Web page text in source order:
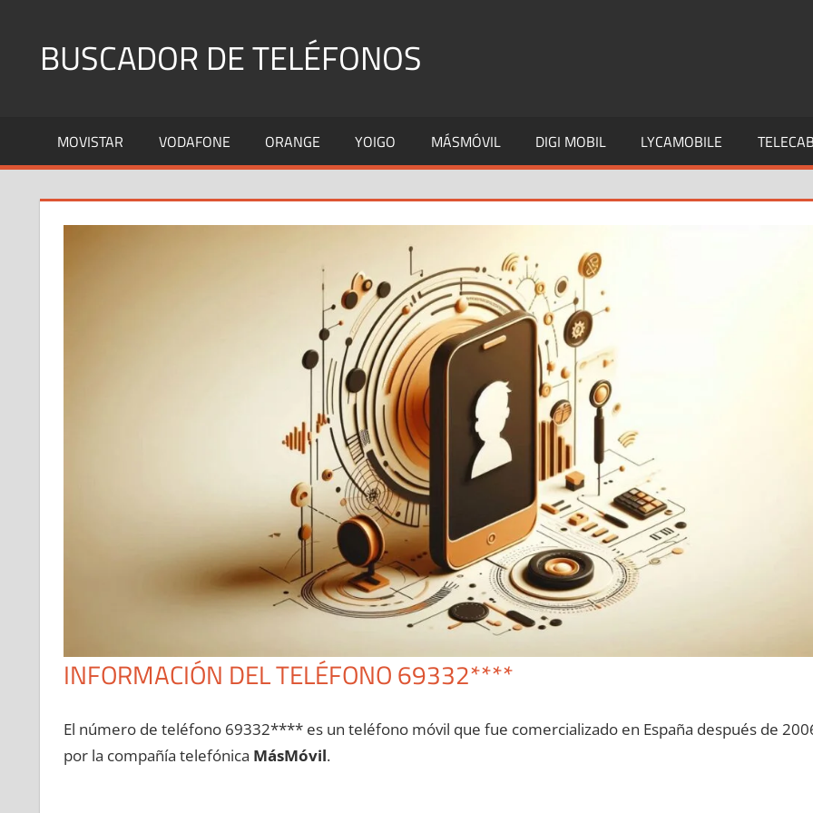
contenidoBUSCADOR DE TELÉFONOS
Fijos
y
MOVISTAR VODAFONE ORANGE YOIGO MÁSMÓVIL DIGI MOBIL LYCAMOBILE
INFORMACIÓN DEL TELÉFONO 69332****
El número dе teléfono 69332**** es un teléfono móvil quе fue comercializado en España después dе
pοr la compañía telefónica MásMóvil.